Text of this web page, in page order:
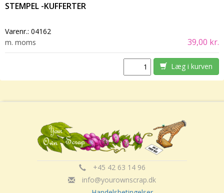
STEMPEL -KUFFERTER
Varenr.: 04162
m. moms
39,00 kr.
Læg i kurven
+45 42 63 14 96
info@yourownscrap.dk